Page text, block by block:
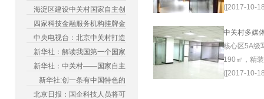
海淀区建设中关村国家自主创
四家科技金融服务机构挂牌金
中央电视台：北京中关村打造
新华社：解读我国第一个国家
新华社：中关村——国家自主
新华社:创一条有中国特色的
北京日报：国企科技人员将可
([2017-10-
中关村多媒
核心区5A级
190㎡，精
([2017-10-